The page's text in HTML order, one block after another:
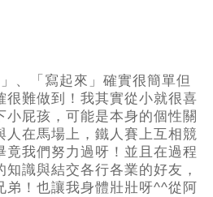
、「寫起來」確實很簡單但
很難做到！我其實從小就很喜
小屁孩，可能是本身的個性關
人在馬場上，鐵人賽上互相競
竟我們努力過呀！並且在過程
識與結交各行各業的好友，
弟！也讓我身體壯壯呀^^從阿